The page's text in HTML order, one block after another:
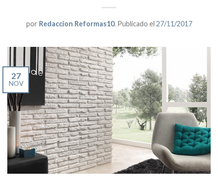
por Redaccion Reformas10.Publicado el 27/11/2017
27
NOV